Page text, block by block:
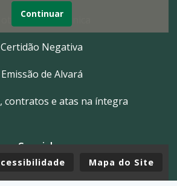
Mapa do Site
Nota Fiscal Eletrônica
Certidão Negativa
Emissão de Alvará
contratos e atas na íntegra
Servidor
Continuar